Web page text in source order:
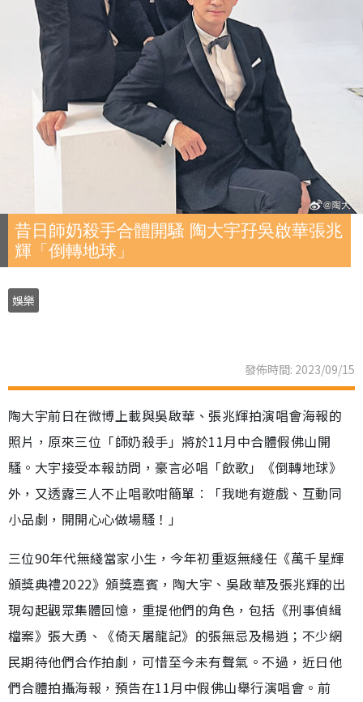
昔日師奶殺手合體開騷 陶大宇孖吳啟華張兆
輝「倒轉地球」
娛樂
發佈時間: 2023/09/15
陶大宇前日在微博上載與吳啟華、張兆輝拍演唱會海報的
照片，原來三位「師奶殺手」將於11月中合體假佛山開
騷。大宇接受本報訪問，豪言必唱「飲歌」《倒轉地球》
外，又透露三人不止唱歌咁簡單︰「我哋有遊戲、互動同
小品劇，開開心心做場騷！」
三位90年代無綫當家小生，今年初重返無綫任《萬千星輝
頒獎典禮2022》頒獎嘉賓，陶大宇、吳啟華及張兆輝的出
現勾起觀眾集體回憶，重提他們的角色，包括《刑事偵緝
檔案》張大勇、《倚天屠龍記》的張無忌及楊逍；不少網
民期待他們合作拍劇，可惜至今未有聲氣。不過，近日他
們合體拍攝海報，預告在11月中假佛山舉行演唱會。前